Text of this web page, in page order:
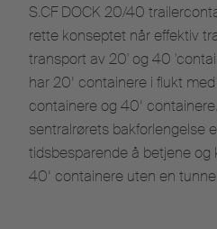
S.CF DOCK 20/40
rette konseptet når effektiv
transport av 20' og 40
har 20’ containere i flukt
containere og 40’
sentralrørets bakforlengelse
tidsbesparende å betjene og
40’ containere uten en